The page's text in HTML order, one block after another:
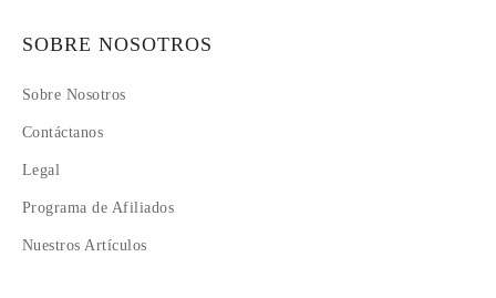
SOBRE NOSOTROS
Sobre Nosotros
Contáctanos
Legal
Programa de Afiliados
Nuestros Artículos